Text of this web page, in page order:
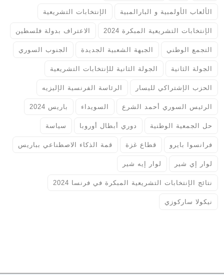
الألعاب الأولمبية و البارالمبية الإنتخابات التشريعية
الإنتخابات التشريعية المبكرة 2024 الاعتراف بدولة فلسطين
التجمع الوطني الجبهة الشعبية الجديدة الجنوب السوري
الجولة الثانية الجولة الثانية للإنتخابات التشريعية
الحزب الإشتراكي لليسار الرئاسة الفرنسية الإليزيه
الرئيس السوري أحمد الشرع السويداء باريس 2024
حل الجمعية الوطنية دوري أبطال أوروبا سياسة
فرانسوا بايرو قطاع غزة قمة الذكاء الاصطناعي بباريس
لوار إي شير لوار إيه شير
نتائج الإنتخابات التشريعية المبكرة في فرنسا 2024
نيكولا ساركوزي